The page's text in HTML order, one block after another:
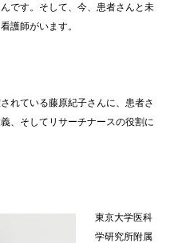
です。そして、今、患者さんと未
護師がいます。
れている藤原紀子さんに、患者さ
、そしてリサーチナースの役割に
東京大学医科
学研究所附属